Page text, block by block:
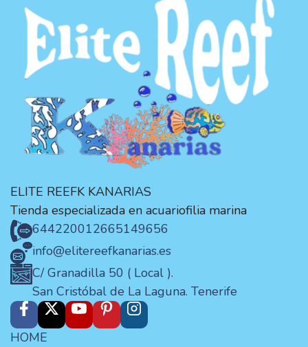
ELITE REEFK KANARIAS
Tienda especializada en acuariofilia marina
644220012665149656
info@elitereefkanarias.es
C/ Granadilla 50 ( Local ).
San Cristóbal de La Laguna. Tenerife
HOME